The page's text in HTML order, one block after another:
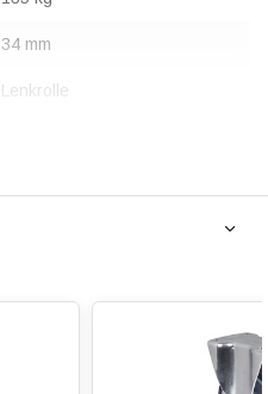
34 mm
Lenkrolle
Radabdeckungen